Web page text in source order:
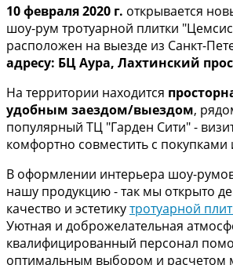
10 февраля 2020 г. открывается
шоу-рум тротуарной плитки
расположен на выезде из Санкт-
адресу: БЦ Аура, Лахтинский
На территории находится
удобным заездом/выездом,
популярный ТЦ "Гарден Сити" -
комфортно совместить с покупками
В оформлении интерьера шоу-
нашу продукцию - так мы открыто
качество и эстетикутротуарной
Уютная и доброжелательная
квалифицированный персонал
оптимальным выбором и расчетом